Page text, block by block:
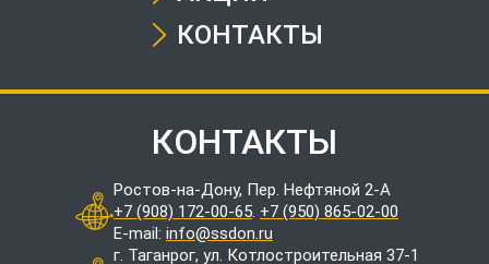
КОНТАКТЫ
КОНТАКТЫ
Ростов-на-Дону, Пер. Нефтяной 2-А
+7 (908) 172-00-65. +7 (950) 865-02-00
E-mail: info@ssdon.ru
г. Таганрог, ул. Котлостроительная 37-1